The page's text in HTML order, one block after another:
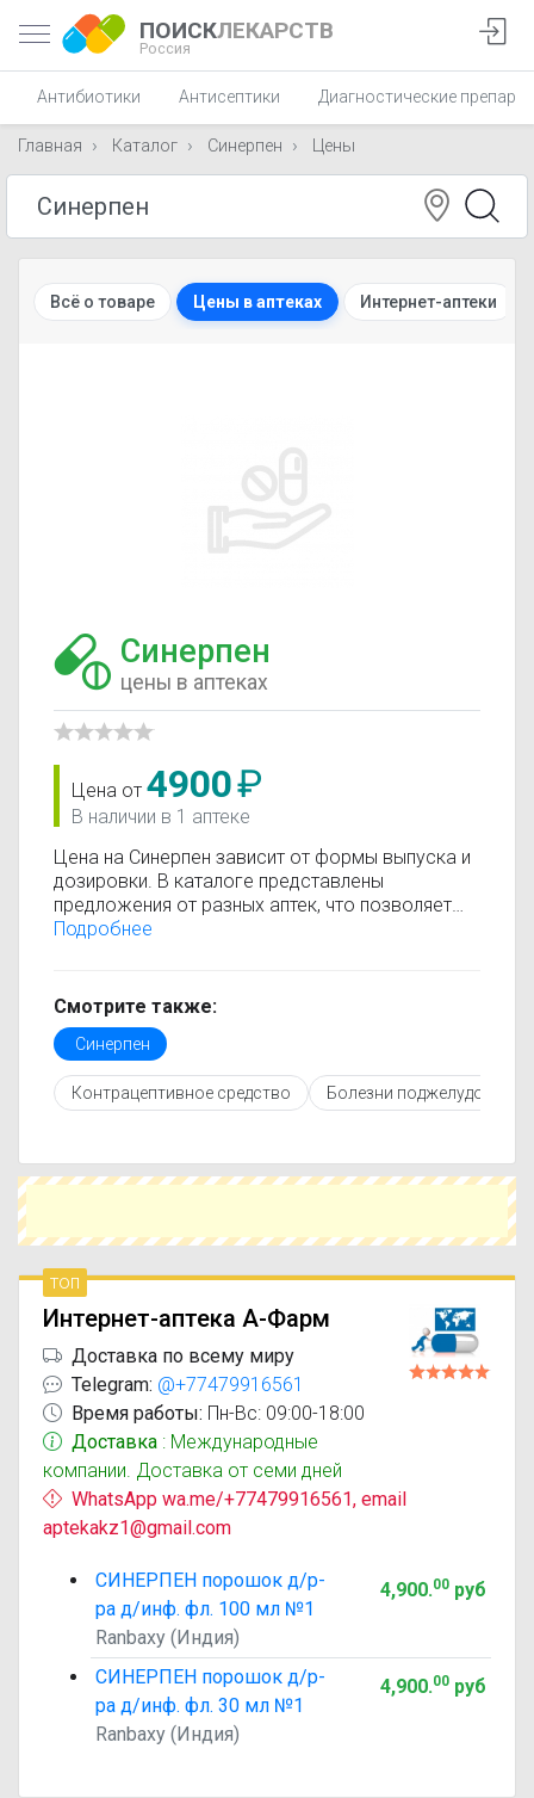
ПОИСКЛЕКАРСТВ
Россия
Антибиотики Антисептики Диагностические
Главная Каталог Синерпен Цены
Всё о товаре Цены в аптеках Интернет-аптеки
Синерпен
цены в аптеках
Цена от 4900₽
В наличии в 1 аптеке
Цена на Синерпен зависит от формы выпуска и
дозировки. В каталоге представлены
предложения от разных аптек, что позволяет
быстро найти, где купить Синерпен по
только актуальные данные.
Перед покупкой рекомендуется ознакомиться с
инструкцией по применению, показаниями и
противопоказаниями. При необходимости вы
можете подобрать аналоги Синерпен с
Чтобы купить Синерпен в ближайшей аптеке,
укажите свой город и сравните предложения.
оптимальный вариант по цене и наличию.
Подробнее
Смотрите также:
Синерпен
Контрацептивное средство Болезни поджелудочной
топ
Интернет-аптека А-Фарм
Доставка по всему миру
Telegram: @+77479916561
Время работы: Пн-Вс: 09:00-18:00
Доставка : Международные
компании. Доставка от семи дней
WhatsApp wa.me/+77479916561, email
aptekakz1@gmail.com
СИНЕРПЕН порошок д/р-
ра д/инф. фл. 100 мл №1
Ranbaxy (Индия)
4,900.00руб
СИНЕРПЕН порошок д/р-
ра д/инф. фл. 30 мл №1
Ranbaxy (Индия)
4,900.00руб